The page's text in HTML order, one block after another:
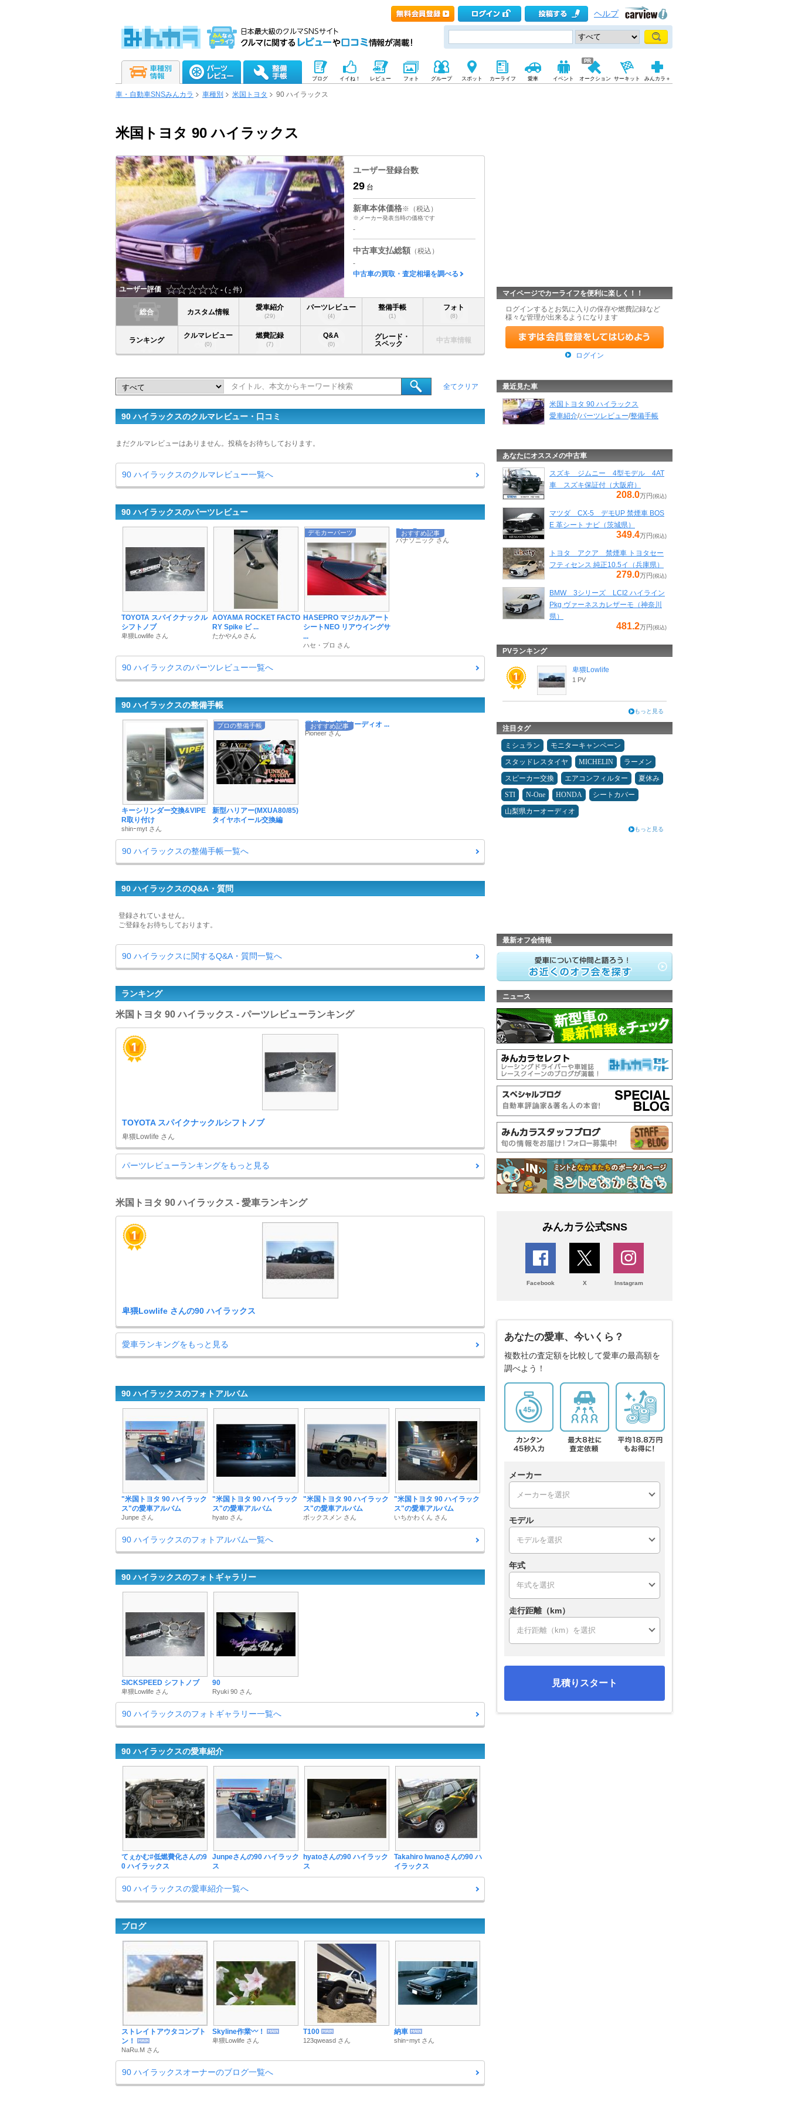
ヘルプ
ブログ イイね！ レビュー フォト グループ スポット カーライフ 愛車 イベント オークション サーキット みんカラ＋
車・自動車SNSみんカラ 車種別 米国トヨタ 90 ハイラックス
米国トヨタ 90 ハイラックス
ユーザー評価 - ( - 件)
ユーザー登録台数
29 台
新車本体価格※（税込）
※メーカー発表当時の価格です
-
中古車支払総額 （税込）
-
中古車の買取・査定相場を調べる
総合 カスタム情報
愛車紹介
(29)
パーツレビュー
(4)
整備手帳
(1)
フォト
(8)
ランキング
クルマレビュー
(0)
燃費記録
(7)
Q&A
(0)
グレード・
スペック
中古車情報
全てクリア
90 ハイラックスのクルマレビュー・口コミ
まだクルマレビューはありません。投稿をお待ちしております。
90 ハイラックスのクルマレビュー一覧へ
90 ハイラックスのパーツレビュー
TOYOTA スパイクナックル
シフトノブ
卑猥Lowlife さん
AOYAMA ROCKET FACTO
RY Spike ビ ...
たかやんo さん
デモカーパーツ
HASEPRO マジカルアート
シートNEO リアウイングサ
...
ハセ・プロ さん
おすすめ記事
Blue Batter ...
パナソニック さん
90 ハイラックスのパーツレビュー一覧へ
90 ハイラックスの整備手帳
キーシリンダー交換&VIPE
R取り付け
shinｰmyt さん
プロの整備手帳
新型ハリアー(MXUA80/85)
タイヤホイール交換編
おすすめ記事
業界初！空間オーディオ ...
Pioneer さん
90 ハイラックスの整備手帳一覧へ
90 ハイラックスのQ&A・質問
登録されていません。
ご登録をお待ちしております。
90 ハイラックスに関するQ&A・質問一覧へ
ランキング
米国トヨタ 90 ハイラックス - パーツレビューランキング
TOYOTA スパイクナックルシフトノブ
卑猥Lowlife さん
パーツレビューランキングをもっと見る
米国トヨタ 90 ハイラックス - 愛車ランキング
卑猥Lowlife さんの90 ハイラックス
愛車ランキングをもっと見る
90 ハイラックスのフォトアルバム
"米国トヨタ 90 ハイラック
ス"の愛車アルバム
Junpe さん
"米国トヨタ 90 ハイラック
ス"の愛車アルバム
hyato さん
"米国トヨタ 90 ハイラック
ス"の愛車アルバム
ボックスメン さん
"米国トヨタ 90 ハイラック
ス"の愛車アルバム
いちかわくん さん
90 ハイラックスのフォトアルバム一覧へ
90 ハイラックスのフォトギャラリー
SICKSPEED シフトノブ
卑猥Lowlife さん
90
Ryuki 90 さん
90 ハイラックスのフォトギャラリー一覧へ
90 ハイラックスの愛車紹介
てぇかむ#低燃費化さんの9
0 ハイラックス
Junpeさんの90 ハイラック
ス
hyatoさんの90 ハイラック
ス
Takahiro Iwanoさんの90 ハ
イラックス
90 ハイラックスの愛車紹介一覧へ
ブログ
ストレイトアウタコンプト
ン！
NaRu.M さん
Skyline作業〰！
卑猥Lowlife さん
T100
123qweasd さん
納車
shinｰmyt さん
90 ハイラックスオーナーのブログ一覧へ
マイページでカーライフを便利に楽しく！！
ログインするとお気に入りの保存や燃費記録など
様々な管理が出来るようになります
ログイン
最近見た車
米国トヨタ 90 ハイラックス
愛車紹介/パーツレビュー/整備手帳
あなたにオススメの中古車
スズキ ジムニー 4型モデル 4AT
車 スズキ保証付（大阪府）
208.0万円 (税込)
マツダ CX-5 デモUP 禁煙車 BOS
E 革シート ナビ（茨城県）
349.4万円 (税込)
トヨタ アクア 禁煙車 トヨタセー
フティセンス 純正10.5イ（兵庫県）
279.0万円 (税込)
BMW 3シリーズ LCI2 ハイライン
Pkg ヴァーネスカレザーモ（神奈川
県）
481.2万円 (税込)
PVランキング
卑猥Lowlife
1 PV
もっと見る
注目タグ
ミシュラン
モニターキャンペーン
スタッドレスタイヤ
MICHELIN
ラーメン
スピーカー交換
エアコンフィルター
夏休み
STI
N-One HONDA
シートカバー
山梨県カーオーディオ
もっと見る
最新オフ会情報
ニュース
みんカラ公式SNS
Facebook X Instagram
あなたの愛車、今いくら？
複数社の査定額を比較して愛車の最高額を
調べよう！
メーカー
モデル
年式
走行距離（km）
見積りスタート